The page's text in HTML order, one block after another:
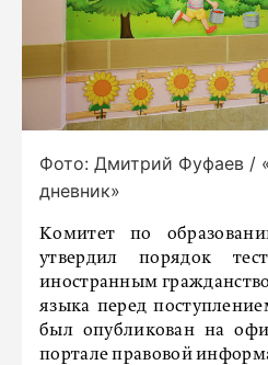
Фото: Дмитрий Фуфаев /
дневник»
Комитет по
утвердил порядок
иностранным
языка перед
был опубликован на
портале правовой